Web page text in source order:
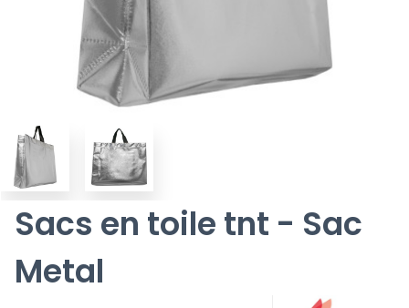
Sacs en toile tnt - Sac
Metal